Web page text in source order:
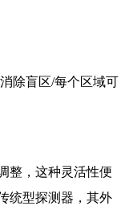
除盲区/每个区域可
整，这种灵活性便
统型探测器，其外